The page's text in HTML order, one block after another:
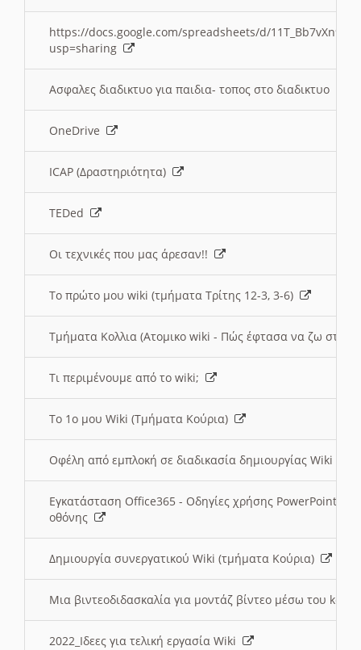
https://docs.google.com/spreadsheets/d/
usp=sharing
Ασφαλες διαδικτυο για παιδια- τοπος στο διαδικτυο
OneDrive
ICAP (Δραστηριότητα)
TEDed
Οι τεχνικές που μας άρεσαν!!
Το πρώτο μου wiki (τμήματα Τρίτης 12-3, 3-6)
Τμήματα Κολλια (Ατομικο wiki - Πώς έφτασα να ζω στην
Τι περιμένουμε από το wiki;
Το 1ο μου Wiki (Τμήματα Κούρια)
Οφέλη από εμπλοκή σε διαδικασία δημιουργίας Wiki
Εγκατάσταση Office365 - Οδηγίες χρήσης PowerPoint
οθόνης
Δημιουργία συνεργατικού Wiki (τμήματα Κούρια)
Μια βιντεοδιδασκαλία για μοντάζ βίντεο μέσω του
2022_Ιδεες για τελική εργασία Wiki